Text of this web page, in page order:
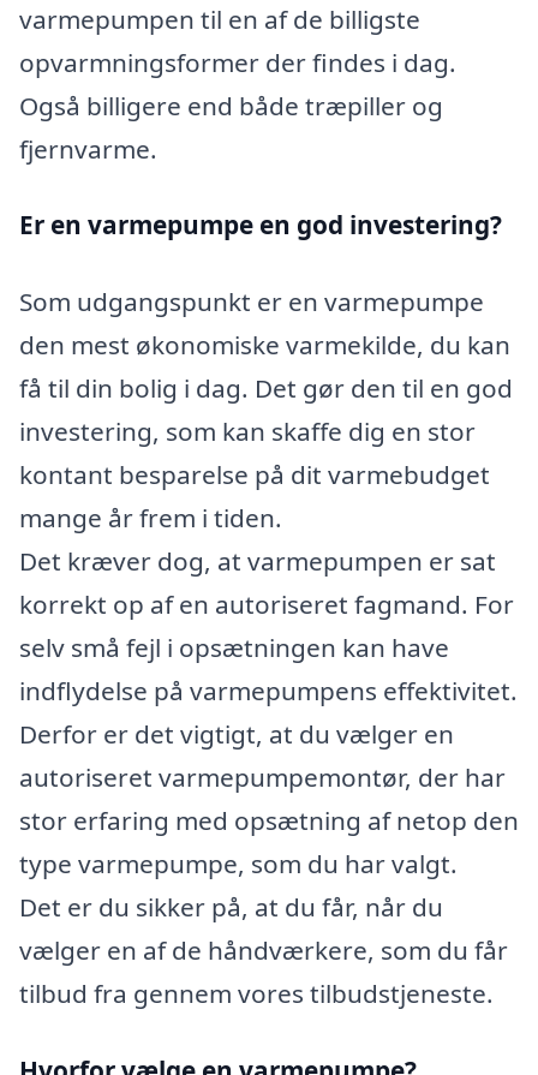
varmepumpen til en af de billigste
opvarmningsformer der findes i dag.
Også billigere end både træpiller og
fjernvarme.
Er en varmepumpe en god investering?
Som udgangspunkt er en varmepumpe
den mest økonomiske varmekilde, du kan
få til din bolig i dag. Det gør den til en god
investering, som kan skaffe dig en stor
kontant besparelse på dit varmebudget
mange år frem i tiden.
Det kræver dog, at varmepumpen er sat
korrekt op af en autoriseret fagmand. For
selv små fejl i opsætningen kan have
indflydelse på varmepumpens effektivitet.
Derfor er det vigtigt, at du vælger en
autoriseret varmepumpemontør, der har
stor erfaring med opsætning af netop den
type varmepumpe, som du har valgt.
Det er du sikker på, at du får, når du
vælger en af de håndværkere, som du får
tilbud fra gennem vores tilbudstjeneste.